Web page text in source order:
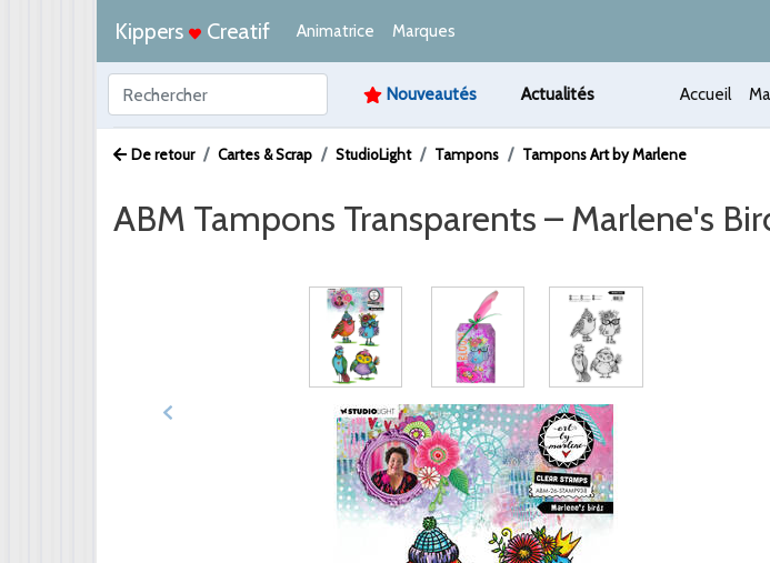
Kippers Creatif Animatrice Marques
Nouveautés Actualités Accueil
De retour Cartes & Scrap StudioLight Tampons Tampons Art by Marlene
ABM Tampons Transparents – Marlene's